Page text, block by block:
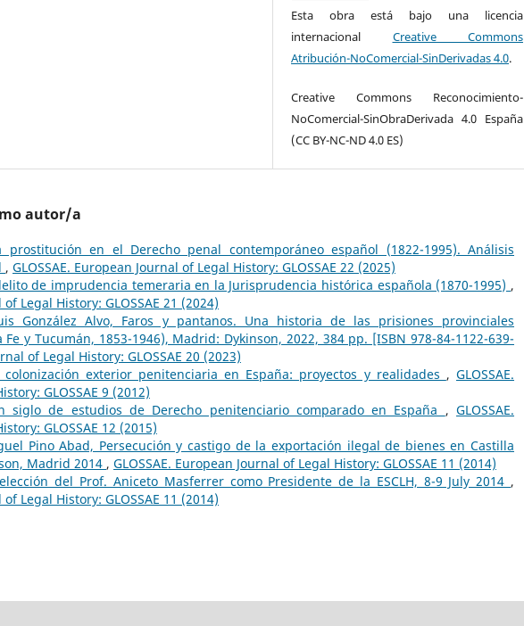
Esta obra está bajo una licencia
internacional Creative Commons
Atribución-NoComercial-SinDerivadas 4.0.
Creative Commons Reconocimiento-
NoComercial-SinObraDerivada 4.0 España
(CC BY-NC-ND 4.0 ES)
autor/a
prostitución en el Derecho penal contemporáneo español (1822-1995). Análisis
, GLOSSAE. European Journal of Legal History: GLOSSAE 22 (2025)
de imprudencia temeraria en la Jurisprudencia histórica española (1870-1995) ,
Legal History: GLOSSAE 21 (2024)
González Alvo, Faros y pantanos. Una historia de las prisiones provinciales
y Tucumán, 1853-1946), Madrid: Dykinson, 2022, 384 pp. [ISBN 978-84-1122-639-
of Legal History: GLOSSAE 20 (2023)
colonización exterior penitenciaria en España: proyectos y realidades ,GLOSSAE.
GLOSSAE 9 (2012)
siglo de estudios de Derecho penitenciario comparado en España ,GLOSSAE.
GLOSSAE 12 (2015)
Pino Abad, Persecución y castigo de la exportación ilegal de bienes en Castilla
Madrid 2014 , GLOSSAE. European Journal of Legal History: GLOSSAE 11 (2014)
del Prof. Aniceto Masferrer como Presidente de la ESCLH, 8-9 July 2014 ,
Legal History: GLOSSAE 11 (2014)